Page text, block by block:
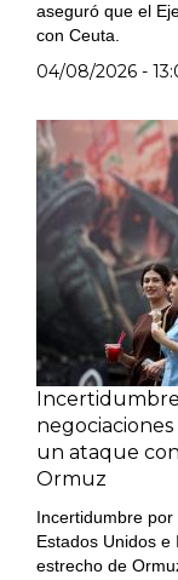
aseguró que el
con Ceuta.
04/08/2026 -
un ataque
Ormuz
Incertidumbre
Estados Unidos
estrecho de